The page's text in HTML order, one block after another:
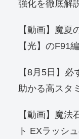
強化を徹底解
【動画】魔夏
【光】のF91
【8月5日】
助かる高スタ
【動画】魔法
ト EXラッシ